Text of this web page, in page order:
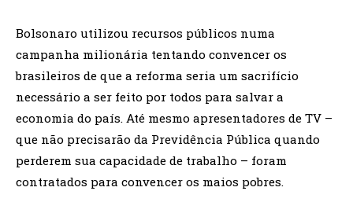
Bolsonaro utilizou recursos públicos numa
campanha milionária tentando convencer os
brasileiros de que a reforma seria um sacrifício
necessário a ser feito por todos para salvar a
economia do país. Até mesmo apresentadores de TV –
que não precisarão da Previdência Pública quando
perderem sua capacidade de trabalho – foram
contratados para convencer os maios pobres.